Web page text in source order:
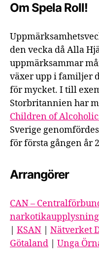
Om Spela Roll!
den vecka då Alla
uppmärksammar
växer upp i familjer
för mycket. I till
Storbritannien har
Children of
Sverige
för första gången år
Arrangörer
CAN –
narkotikaupplysning
KSAN
Nätverket
Götaland
Unga